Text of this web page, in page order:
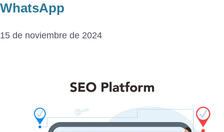
WhatsApp
15 de noviembre de 2024